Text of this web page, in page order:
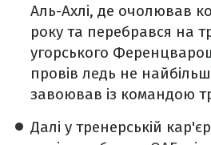
Аль-Ахлі, де очолював
року та перебрався на
угорського
провів ледь не
завоював із командою
Далі у тренерській